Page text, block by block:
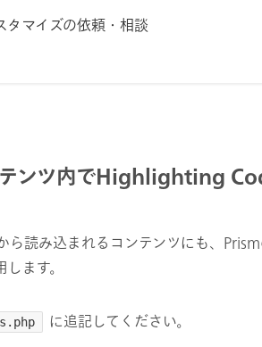
タマイズの依頼・相談
ンツ内でHighlighting
ら読み込まれるコンテンツにも、
ます。
に追記してください。